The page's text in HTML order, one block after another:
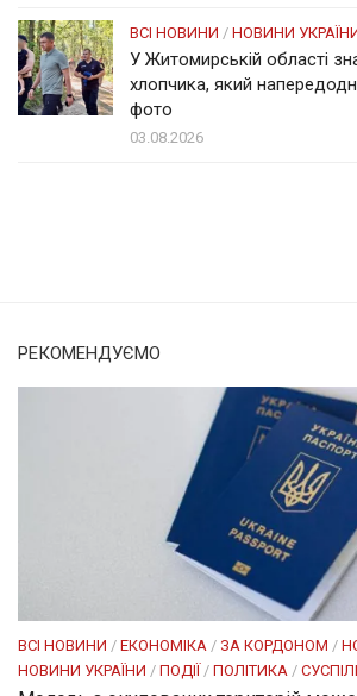
ВСІ НОВИНИ / НОВИНИ
У Житомирській області
хлопчика, який
фото
03.08.2026
РЕКОМЕНДУЄМО
ВСІ НОВИНИ / ЕКОНОМІКА / ЗА КОРДОНОМ /
НОВИНИ УКРАЇНИ / ПОДІЇ / ПОЛІТИКА /